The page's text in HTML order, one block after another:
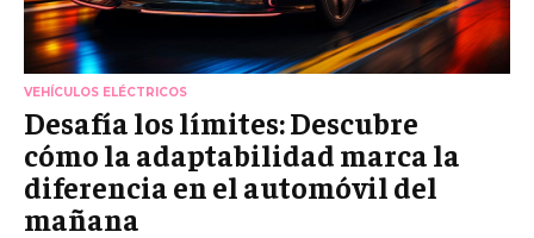
VEHÍCULOS ELÉCTRICOS
Desafía los límites: Descubre
cómo la adaptabilidad marca la
diferencia en el automóvil del
mañana